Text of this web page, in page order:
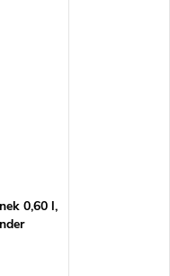
0,60 l,